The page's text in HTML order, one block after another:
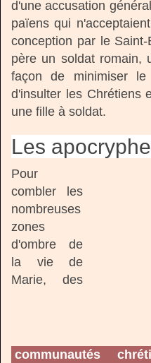
d'une accusation
païens qui
conception par le
père un soldat romain,
façon de minimiser
d'insulter les Chrétiens
une fille à soldat.
Les
Pour
combler les
nombreuses
zones
d'ombre de
la vie de
Marie, des
communautés